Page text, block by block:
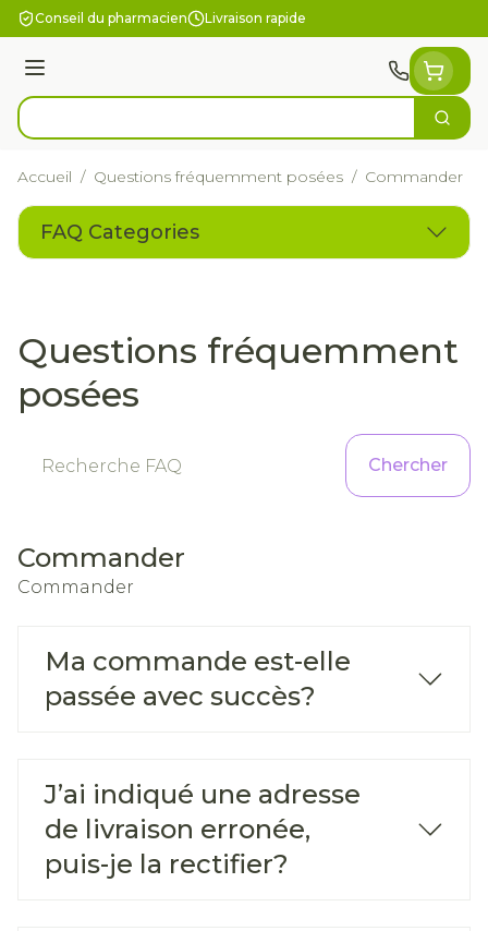
Aller au contenu
Conseil du pharmacien Livraison rapide
Menu
Rechercher
Accueil / Questions fréquemment posées / Commander
FAQ Categories
Questions fréquemment
posées
Chercher
Chercher
Commander
Commander
Ma commande est-elle
passée avec succès?
J’ai indiqué une adresse
de livraison erronée,
puis-je la rectifier?